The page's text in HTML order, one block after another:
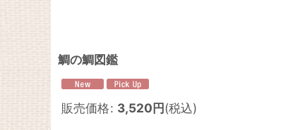
鯛の鯛図鑑
販売価格: 3,520円(税込)